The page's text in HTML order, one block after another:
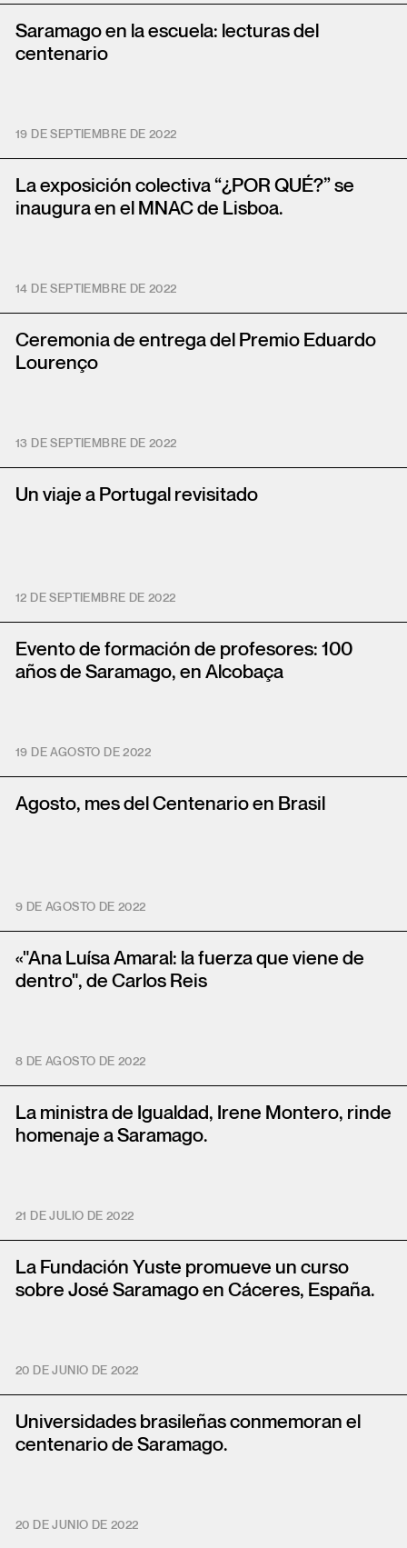
Saramago en la escuela: lecturas del
centenario
19 DE SEPTIEMBRE DE 2022
La exposición colectiva “¿POR QUÉ?” se
inaugura en el MNAC de Lisboa.
14 DE SEPTIEMBRE DE 2022
Ceremonia de entrega del Premio Eduardo
Lourenço
13 DE SEPTIEMBRE DE 2022
Un viaje a Portugal revisitado
12 DE SEPTIEMBRE DE 2022
Evento de formación de profesores: 100
años de Saramago, en Alcobaça
19 DE AGOSTO DE 2022
Agosto, mes del Centenario en Brasil
9 DE AGOSTO DE 2022
«"Ana Luísa Amaral: la fuerza que viene de
dentro", de Carlos Reis
8 DE AGOSTO DE 2022
La ministra de Igualdad, Irene Montero, rinde
homenaje a Saramago.
21 DE JULIO DE 2022
La Fundación Yuste promueve un curso
sobre José Saramago en Cáceres, España.
20 DE JUNIO DE 2022
Universidades brasileñas conmemoran el
centenario de Saramago.
20 DE JUNIO DE 2022